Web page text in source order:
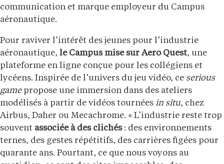
communication et marque employeur du Campus
aéronautique.
Pour raviver l’intérêt des jeunes pour l’industrie
aéronautique, le Campus mise sur Aero Quest, une
plateforme en ligne conçue pour les collégiens et
lycéens. Inspirée de l’univers du jeu vidéo, ce serious
game propose une immersion dans des ateliers
modélisés à partir de vidéos tournées in situ, chez
Airbus, Daher ou Mecachrome. « L’industrie reste trop
souvent associée à des clichés: des environnements
ternes, des gestes répétitifs, des carrières figées pour
quarante ans. Pourtant, ce que nous voyons au